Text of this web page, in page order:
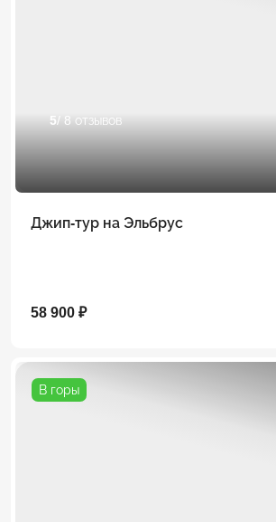
5/ 8 отзывов
Джип-тур на Эльбрус
58 900 ₽
В горы